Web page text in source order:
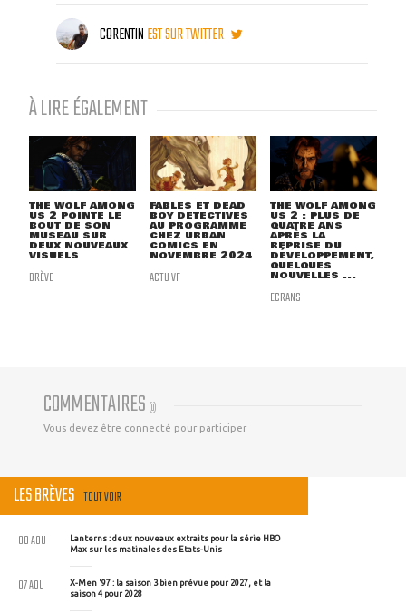
CORENTINEST SUR TWITTER
À LIRE ÉGALEMENT
THE WOLF AMONG
US 2 POINTE LE
BOUT DE SON
MUSEAU SUR
DEUX NOUVEAUX
VISUELS
BRÈVE
FABLES ET DEAD
BOY DETECTIVES
AU PROGRAMME
CHEZ URBAN
COMICS EN
NOVEMBRE 2024
ACTU VF
THE WOLF AMONG
US 2 : PLUS DE
QUATRE ANS
APRÈS LA
REPRISE DU
DÉVELOPPEMENT,
QUELQUES
NOUVELLES ...
ECRANS
COMMENTAIRES (0)
Vous devez être connecté pour participer
LES BRÈVES TOUT VOIR
Lanterns : deux nouveaux extraits pour la série HBO
Max sur les matinales des Etats-Unis
08 AOU
X-Men '97 : la saison 3 bien prévue pour 2027, et la
saison 4 pour 2028
07 AOU